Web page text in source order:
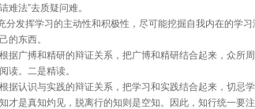
难法”去质疑问难。
挥学习的主动性和积极性，尽可能挖掘自我内在的学
的东西。
广搏和精研的辩证关系，把广博和精研结合起来，众所
读。二是精读。
识与实践的辩证关系，把学习和实践结合起来，切忌学
才是真知灼见，脱离行的知则是空知。因此，知行统一